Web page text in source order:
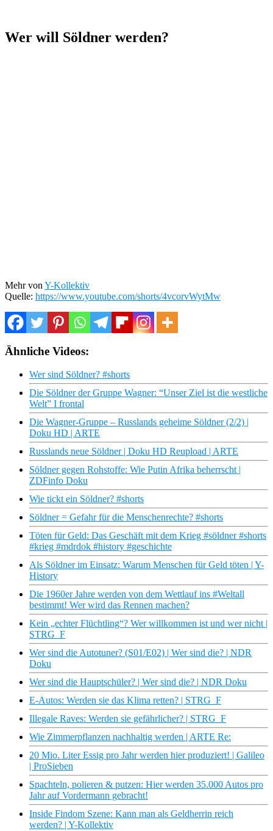
Wer will Söldner werden?
Mehr von Y-Kollektiv
Quelle: https://www.youtube.com/shorts/4vcorvWytMw
Ähnliche Videos:
Wer sind Söldner? #shorts
Die Söldner der Gruppe Wagner: “Unser Ziel ist die westliche
Welt” I frontal
Die Wagner-Gruppe – Russlands geheime Söldner (2/2) |
Doku HD | ARTE
Russlands neue Söldner | Doku HD Reupload | ARTE
Söldner gegen Rohstoffe: Wie Putin Afrika beherrscht |
ZDFinfo Doku
Wie tickt ein Söldner? #shorts
Söldner = Gefahr für die Menschenrechte? #shorts
Töten für Geld: Das Geschäft mit dem Krieg #söldner #shorts
#krieg #mdrdok #history #geschichte
Als Söldner im Einsatz: Warum Menschen für Geld töten | Y-
History
Die 1960er Jahre werden von dem Wettlauf ins #Weltall
bestimmt! Wer wird das Rennen machen?
Kein „echter Flüchtling“? Wer willkommen ist und wer nicht |
STRG_F
Wer sind die Autotuner? (S01/E02) | Wer sind die? | NDR
Doku
Wer sind die Hauptschüler? | Wer sind die? | NDR Doku
E-Autos: Werden sie das Klima retten? | STRG_F
Illegale Raves: Werden sie gefährlicher? | STRG_F
Wie Zimmerpflanzen nachhaltig werden | ARTE Re:
20 Mio. Liter Essig pro Jahr werden hier produziert! | Galileo
| ProSieben
Spachteln, polieren & putzen: Hier werden 35.000 Autos pro
Jahr auf Vordermann gebracht!
Inside Findom Szene: Kann man als Geldherrin reich
werden? | Y-Kollektiv